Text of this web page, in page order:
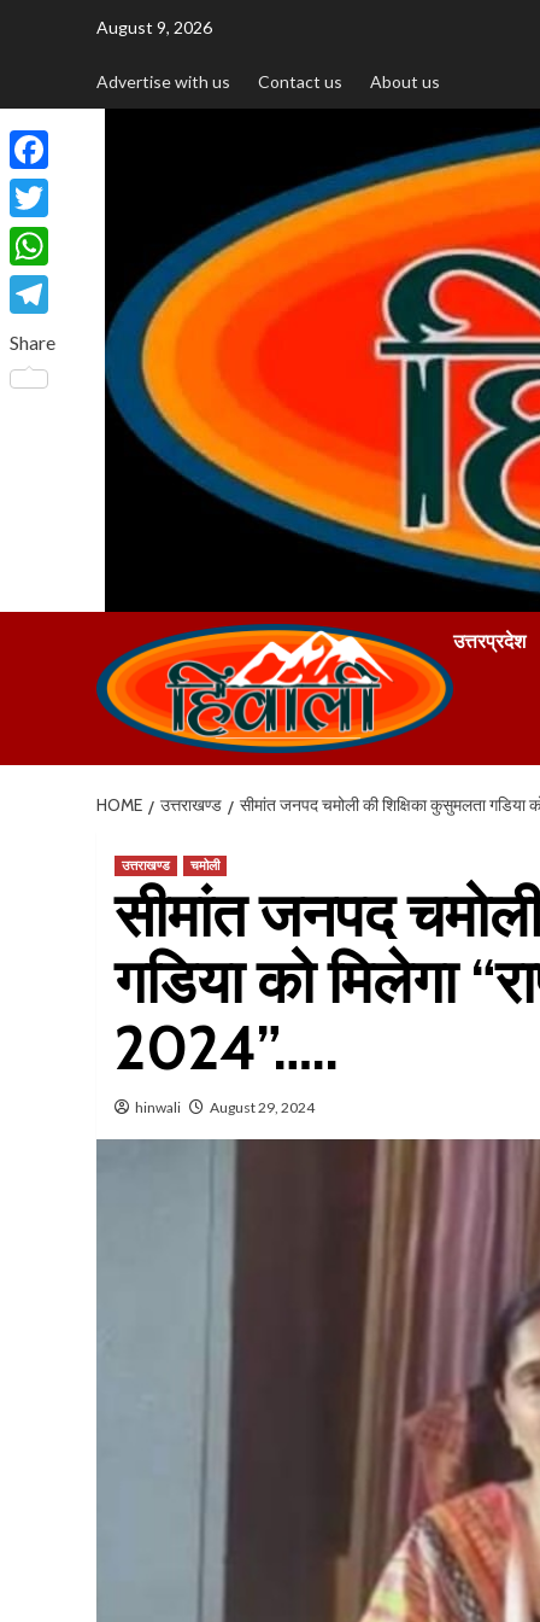
August 9, 2026
Advertise with us Contact us About us
उत्तरप्रदेश
HOME उत्तराखण्ड सीमांत जनपद चमोली की शिक्षिका कुसुमलता गडिया
उत्तराखण्ड चमोली
सीमांत जनपद
गडिया को मिलेगा
2024”…..
hinwali August 29, 2024
Facebook
Twitter
WhatsApp
Telegram
Share